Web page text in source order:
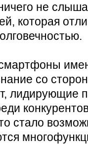
не
которая
со
лидирующие
стало